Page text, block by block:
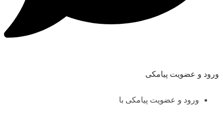
ورود و عضویت پیامکی
ورود و عضویت پیامکی با